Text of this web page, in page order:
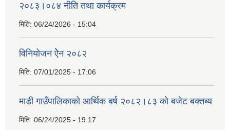
२०८३।०८४ नीति तथा कार्यक्रम
मिति: 06/24/2026 - 15:04
विनियोजन ऐेन २०८२
मिति: 07/01/2025 - 17:06
माडी गाउँपालिकाको आर्थिक बर्ष २०८२।८३ को बजेट बक्तब्य
मिति: 06/24/2025 - 19:17